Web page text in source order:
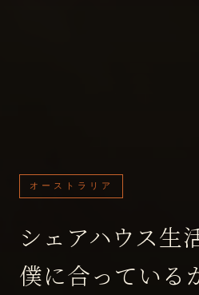
オーストラリア
シェアハウス生
僕に合っている